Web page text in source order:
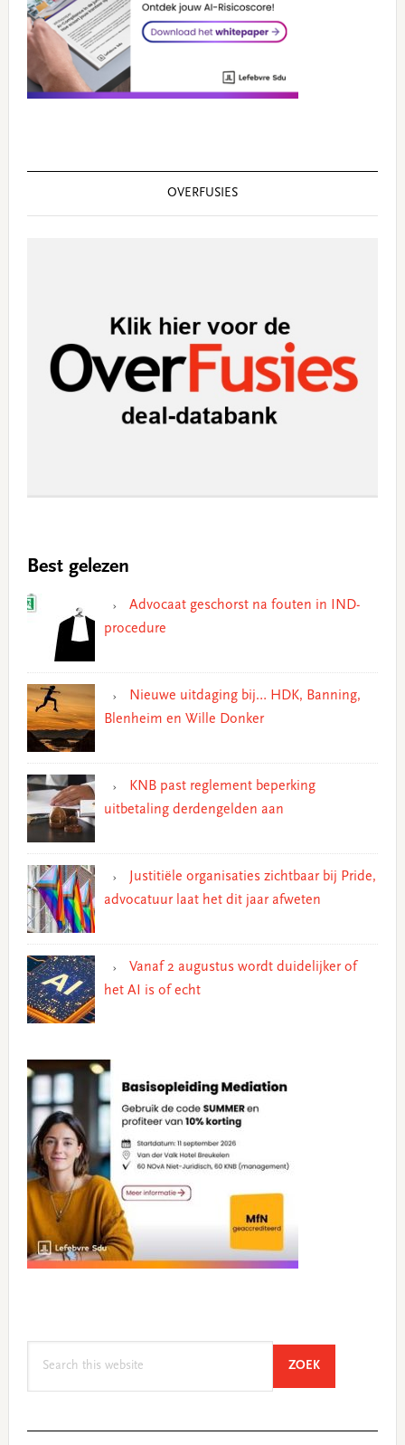
OVERFUSIES
Best gelezen
Advocaat geschorst na fouten in IND-
procedure
Nieuwe uitdaging bij… HDK, Banning,
Blenheim en Wille Donker
KNB past reglement beperking
uitbetaling derdengelden aan
Justitiële organisaties zichtbaar bij Pride,
advocatuur laat het dit jaar afweten
Vanaf 2 augustus wordt duidelijker of
het AI is of echt
ZOEKSEARCH